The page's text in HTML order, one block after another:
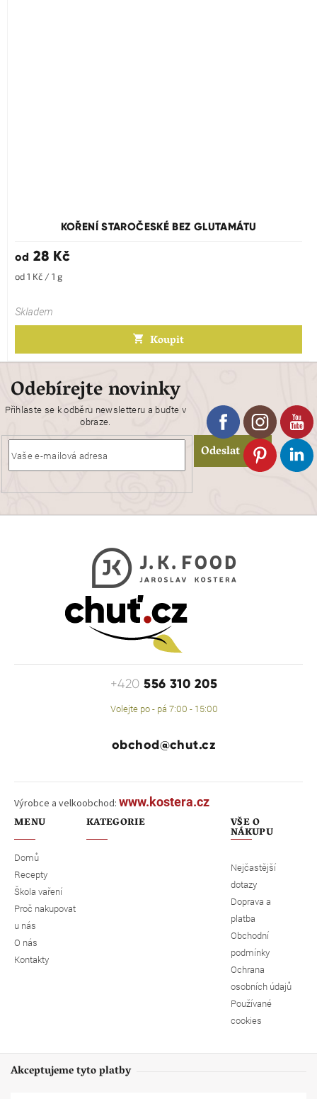
KOŘENÍ STAROČESKÉ BEZ GLUTAMÁTU
od 28 Kč
Měrná
od 1 Kč / 1 g
Skladem
Koupit
Odebírejte novinky
Přihlaste se k odběru newsletteru a buďte v
obraze.
Odeslat
+420556 310 205
Volejte po - pá 7:00 - 15:00
obchod@chut.cz
Výrobce a velkoobchod: www.kostera.cz
MENU
Domů
Recepty
Škola vaření
Proč nakupovat
u nás
O nás
Kontakty
KATEGORIE VŠE O
NÁKUPU
Nejčastější
dotazy
Doprava a
platba
Obchodní
podmínky
Ochrana
osobních údajů
Používané
cookies
Akceptujeme tyto platby